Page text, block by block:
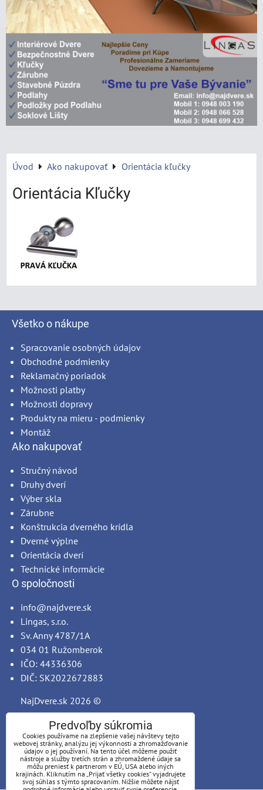
Úvod Ako nakupovať Orientácia kľučky
Orientácia Kľučky
Všetko o nákupe
Spracovanie osobných údajov
Obchodné podmienky
Reklamačný poriadok
Možnosti platby
Možnosti dopravy
Produkty na mieru - podmienky
Montáž
Ako nakupovať
Stručný návod
Druhy dverí
Výber skla
Zárubne
Konštrukcia dverného krídla
Dverné výplne
Orientácia dverí
Technické informácie
O spoločnosti
info@najdvere.sk
Lingas, s.r.o.
Sv. Anny 4787/1A
034 01 Ružomberok
IČO: 44336306
DIČ: SK2022672883
NajDvere.sk 2026 ©
Predvoľby súkromia
Cookies používame na zlepšenie vašej návštevy tejto
webovej stránky, analýzu jej výkonnosti a zhromažďovanie
údajov o jej používaní. Na tento účel môžeme použiť
nástroje a služby tretích strán a zhromaždené údaje sa
môžu preniesť k partnerom v EÚ, USA alebo iných
krajinách. Kliknutím na „Prijať všetky cookies“ vyjadrujete
svoj súhlas s týmto spracovaním. Nižšie môžete nájsť